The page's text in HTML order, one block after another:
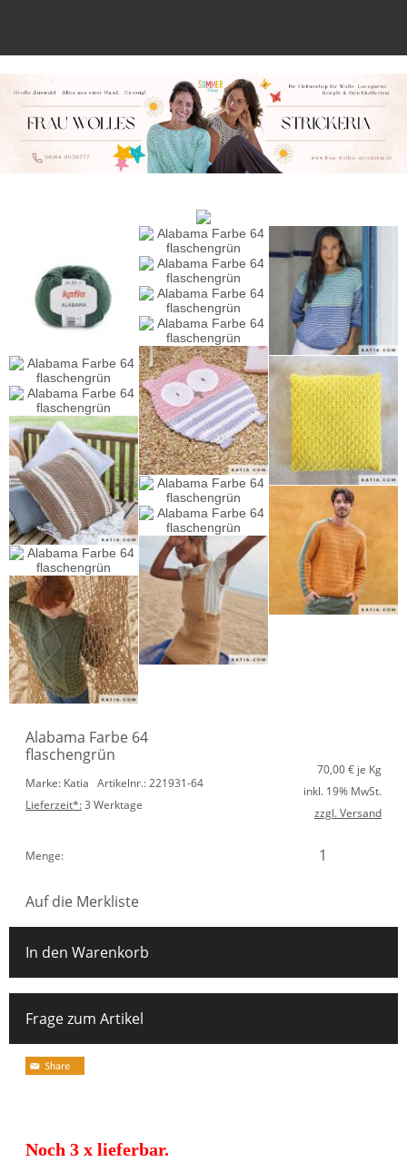
Alabama Farbe 64
flaschengrün
Marke: Katia Artikelnr.: 221931-64
Lieferzeit*:3 Werktage
70,00€ je Kg
inkl. 19% MwSt.
zzgl. Versand
Menge:
Auf die Merkliste
In den Warenkorb
Frage zum Artikel
Noch 3 x lieferbar.